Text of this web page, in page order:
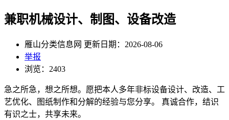
兼职机械设计、制图、设备改造
雁山分类信息网 更新日期：2026-08-06
举报
浏览：2403
急之所急，想之所想。愿把本人多年非标设备设计、改造、工
艺优化、图纸制作和分解的经验与您分享。 真诚合作，结识
有识之士，共享未来。